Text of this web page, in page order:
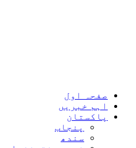
صفحہ اول
اہم خبریں
پاکستان
پنجاب
سندھ